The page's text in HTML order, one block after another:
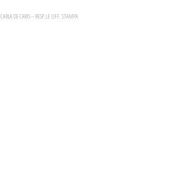
CARLA DE CARIS – RESP.LE UFF. STAMPA